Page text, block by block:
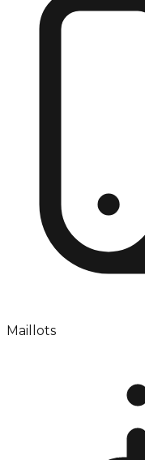
Maillots